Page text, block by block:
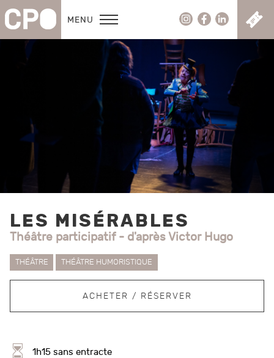
MENU C
LES MISÉRABLES
Théâtre participatif - d'après Victor Hugo
THÉÂTRE THÉÂTRE HUMORISTIQUE
ACHETER / RÉSERVER
1h15 sans entracte